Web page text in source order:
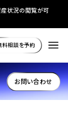
お問い合わせ
状況の閲覧が可
料相談を予約